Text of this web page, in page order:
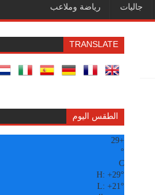
جاليات رياضة وملاعب
TRANSLATE
الطقس اليوم
+
29
°
C
H: +29°
L: +21°